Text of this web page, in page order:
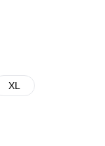
XL